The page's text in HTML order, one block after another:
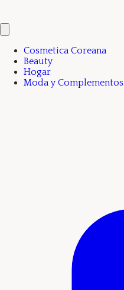
Cosmetica Coreana
Beauty
Hogar
Moda y Complementos